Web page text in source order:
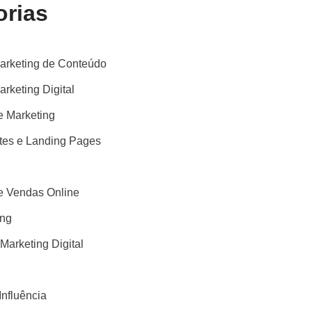
de Conteúdo
Digital
Marketing
e Landing Pages
Vendas Online
Digital